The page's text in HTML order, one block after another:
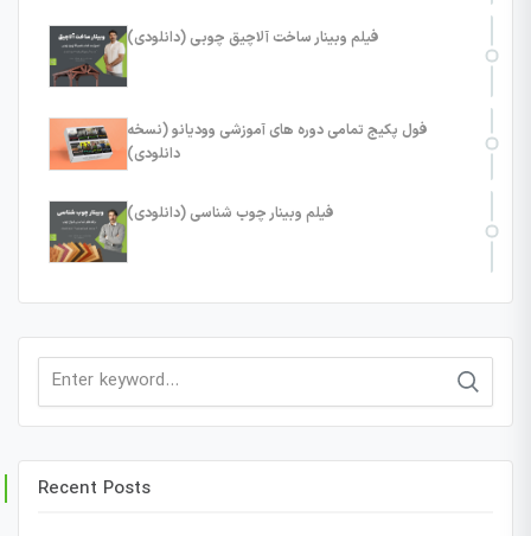
فیلم وبینار ساخت آلاچیق چوبی (دانلودی)
فول پکیج تمامی دوره های آموزشی وودیانو (نسخه
دانلودی)
فیلم وبینار چوب شناسی (دانلودی)
Search
Recent Posts